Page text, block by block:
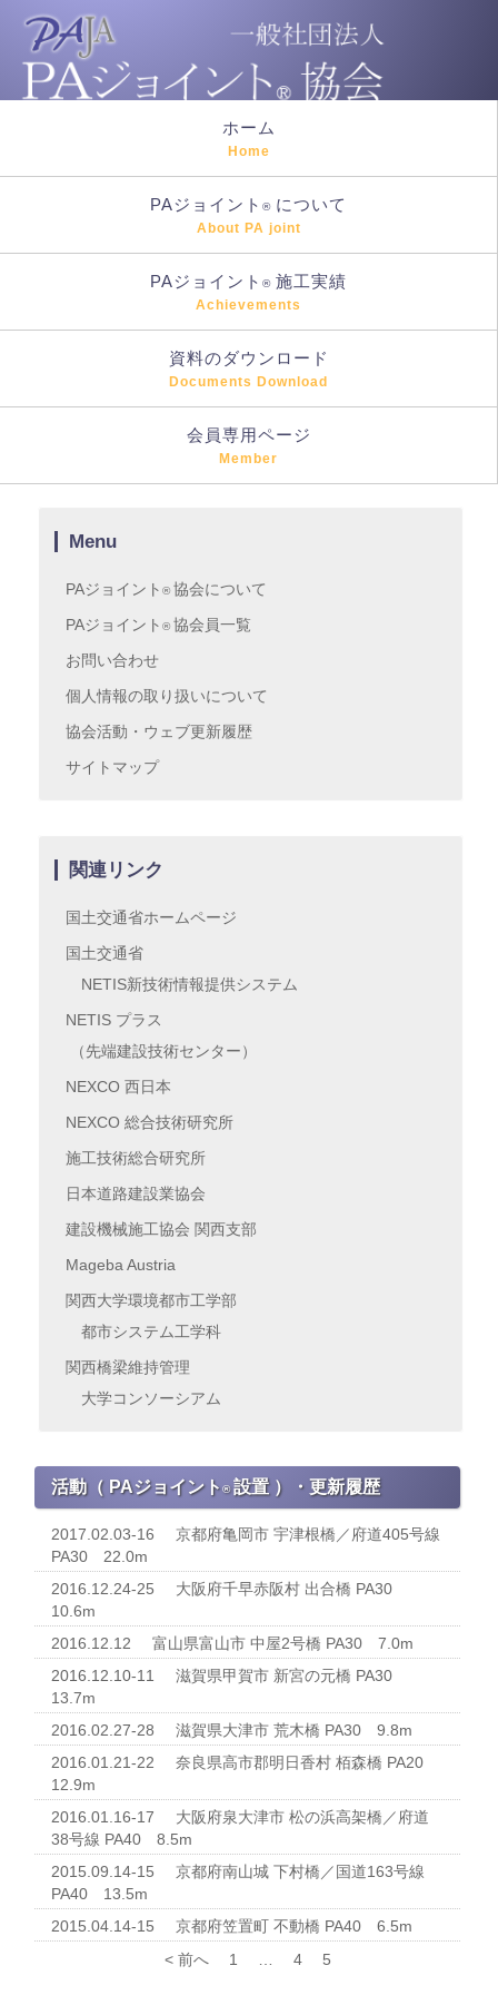
ホーム
Home
PAジョイント ® について
About PA joint
PAジョイント ® 施工実績
Achievements
資料のダウンロード
Documents Download
会員専用ページ
Member
Menu
PAジョイント®協会について
PAジョイント®協会員一覧
お問い合わせ
個人情報の取り扱いについて
協会活動・ウェブ更新履歴
サイトマップ
関連リンク
国土交通省ホームページ
国土交通省
NETIS新技術情報提供システム
NETIS プラス
（先端建設技術センター）
NEXCO 西日本
NEXCO 総合技術研究所
施工技術総合研究所
日本道路建設業協会
建設機械施工協会 関西支部
Mageba Austria
関西大学環境都市工学部
都市システム工学科
関西橋梁維持管理
大学コンソーシアム
活動（ PAジョイント®設置 ）・更新履歴
2017.02.03-16 京都府亀岡市 宇津根橋／府道405号線
PA30
22.0m
2016.12.24-25
大阪府千早赤阪村 出合橋 PA30
10.6m
2016.12.12
富山県富山市 中屋2号橋 PA30
7.0m
2016.12.10-11
滋賀県甲賀市 新宮の元橋 PA30
13.7m
2016.02.27-28
滋賀県大津市 荒木橋 PA30
9.8m
2016.01.21-22
奈良県高市郡明日香村 栢森橋 PA20
12.9m
2016.01.16-17
大阪府泉大津市 松の浜高架橋／府道
38号線 PA40
8.5m
2015.09.14-15
京都府南山城 下村橋／国道163号線
PA40
13.5m
2015.04.14-15
京都府笠置町 不動橋 PA40
6.5m
< 前へ
1 4 5